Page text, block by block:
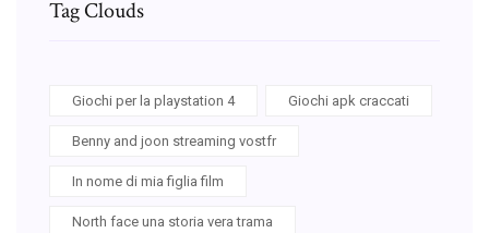
Tag Clouds
Giochi per la playstation 4 Giochi apk craccati
Benny and joon streaming vostfr
In nome di mia figlia film
North face una storia vera trama